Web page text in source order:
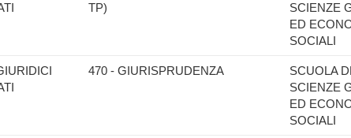
TP)
SCIENZE
ED
SOCIALI
470 - GIURISPRUDENZA
SCUOLA
SCIENZE
ED
SOCIALI